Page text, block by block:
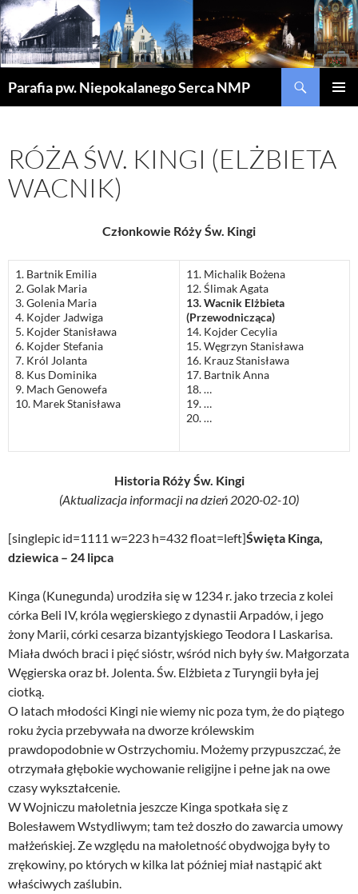
Parafia pw. Niepokalanego Serca NMP
RÓŻA ŚW. KINGI (ELŻBIETA
WACNIK)
Członkowie Róży Św. Kingi
1. Bartnik Emilia
2. Golak Maria
3. Golenia Maria
4. Kojder Jadwiga
5. Kojder Stanisława
6. Kojder Stefania
7. Król Jolanta
8. Kus Dominika
9. Mach Genowefa
10. Marek Stanisława
11. Michalik Bożena
12. Ślimak Agata
13. Wacnik Elżbieta
(Przewodnicząca)
14. Kojder Cecylia
15. Węgrzyn Stanisława
16. Krauz Stanisława
17. Bartnik Anna
18. …
19. …
20. …
Historia Róży Św. Kingi
(Aktualizacja informacji na dzień 2020-02-10)
[singlepic id=1111 w=223 h=432 float=left]Święta Kinga,
dziewica – 24 lipca
Kinga (Kunegunda) urodziła się w 1234 r. jako trzecia z kolei
córka Beli IV, króla węgierskiego z dynastii Arpadów, i jego
żony Marii, córki cesarza bizantyjskiego Teodora I Laskarisa.
Miała dwóch braci i pięć sióstr, wśród nich były św. Małgorzata
Węgierska oraz bł. Jolenta. Św. Elżbieta z Turyngii była jej
ciotką.
O latach młodości Kingi nie wiemy nic poza tym, że do piątego
roku życia przebywała na dworze królewskim
prawdopodobnie w Ostrzychomiu. Możemy przypuszczać, że
otrzymała głębokie wychowanie religijne i pełne jak na owe
czasy wykształcenie.
W Wojniczu małoletnia jeszcze Kinga spotkała się z
Bolesławem Wstydliwym; tam też doszło do zawarcia umowy
małżeńskiej. Ze względu na małoletność obydwojga były to
zrękowiny, po których w kilka lat później miał nastąpić akt
właściwych zaślubin.